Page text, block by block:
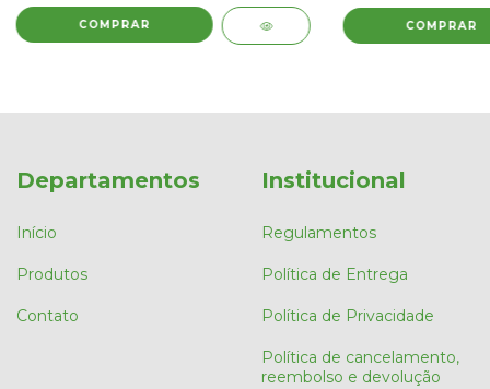
Departamentos
Início
Produtos
Contato
Institucional
Regulamentos
Política de Entrega
Política de Privacidade
Política de cancelamento,
reembolso e devolução